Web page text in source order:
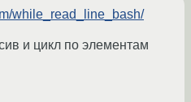
while_read_line_bash/
и цикл по элементам